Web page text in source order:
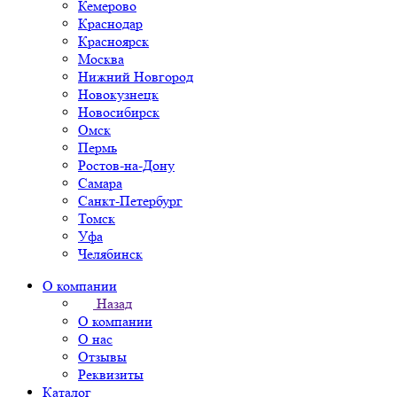
Кемерово
Краснодар
Красноярск
Москва
Нижний Новгород
Новокузнецк
Новосибирск
Омск
Пермь
Ростов-на-Дону
Самара
Санкт-Петербург
Томск
Уфа
Челябинск
О компании
Назад
О компании
О нас
Отзывы
Реквизиты
Каталог